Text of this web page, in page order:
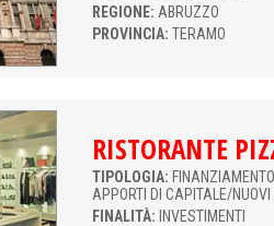
REGIONE: ABRUZZO
PROVINCIA: TERAMO
RISTORANTE
TIPOLOGIA:
APPORTI DI CAPITALE/NUOVI
FINALITÀ: INVESTIMENTI